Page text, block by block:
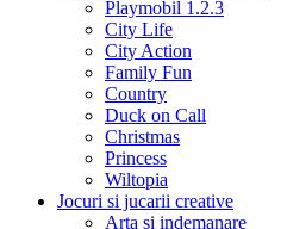
Playmobil 1.2.3
City Life
City Action
Family Fun
Country
Duck on Call
Christmas
Princess
Wiltopia
Jocuri si jucarii creative
Arta si indemanare